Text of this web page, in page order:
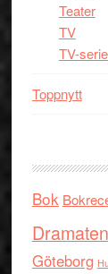
Teater
TV
TV-
Toppnytt
Bok
Dramaten
Göteborg